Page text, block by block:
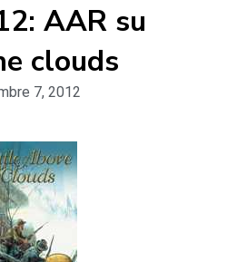
AAR su
clouds
7, 2012